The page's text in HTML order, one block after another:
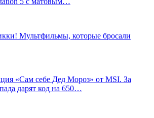
Мультфильмы, которые бросали
«Сам себе Дед Мороз» от MSI. За
дарят код на 650…